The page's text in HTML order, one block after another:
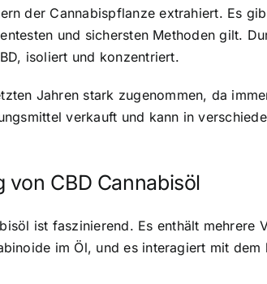
der Cannabispflanze extrahiert. Es
und sichersten Methoden gilt.
isoliert und konzentriert.
Jahren stark zugenommen, da
verkauft und kann in
CBD Cannabisöl
ist faszinierend. Es enthält mehrere
im Öl, und es interagiert mit